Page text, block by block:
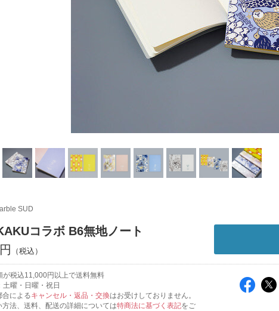
SUD
コラボ B6無地ノート
が税込11,000円以上で送料無料
土曜・日曜・祝日
合によるキャンセル・返品・交換はお受けしておりません。
方法、送料、配送の詳細については特商法に基づく表記をご